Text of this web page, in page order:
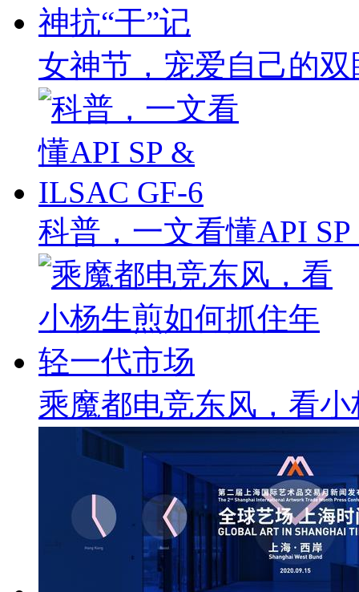
女神节，宠爱自己的
科普，一文看懂API
乘魔都电竞东风，看